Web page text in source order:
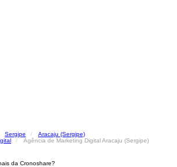
Sergipe
Aracaju (Sergipe)
Agência de Marketing Digital Aracaju (Sergipe)
da Cronoshare?